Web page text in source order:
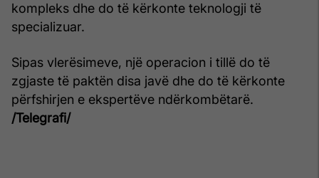
kompleks dhe do të kërkonte teknologji të
specializuar.
Sipas vlerësimeve, një operacion i tillë do të
zgjaste të paktën disa javë dhe do të kërkonte
përfshirjen e ekspertëve ndërkombëtarë.
/Telegrafi/